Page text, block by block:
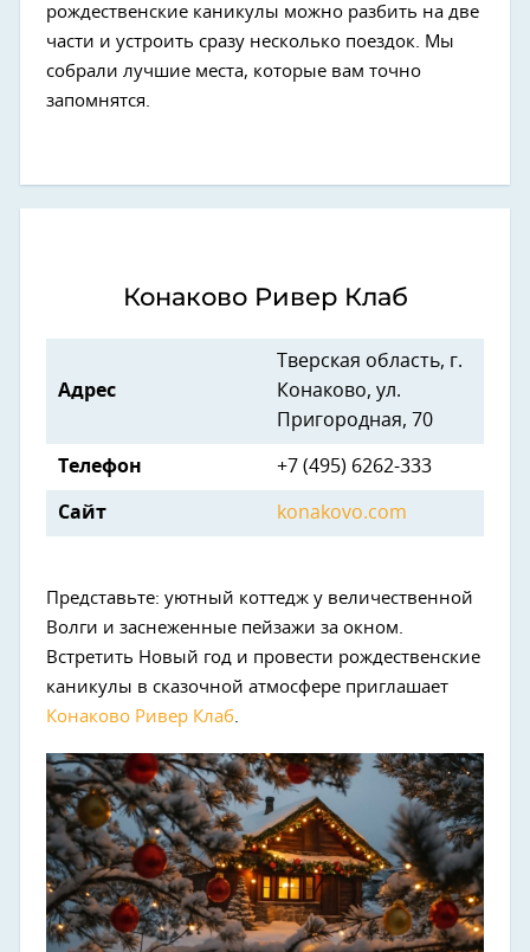
рождественские каникулы можно разбить на две
части и устроить сразу несколько поездок. Мы
собрали лучшие места, которые вам точно
запомнятся.
Конаково Ривер Клаб
Адрес
Тверская область, г.
Конаково, ул.
Пригородная, 70
Телефон +7 (495) 6262-333
Сайт konakovo.com
Представьте: уютный коттедж у величественной
Волги и заснеженные пейзажи за окном.
Встретить Новый год и провести рождественские
каникулы в сказочной атмосфере приглашает
Конаково Ривер Клаб.